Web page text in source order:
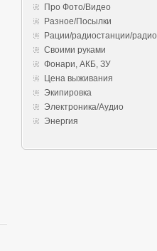
Про Фото/Видео
Разное/Посылки
Рации/радиостанции/радио
Своими руками
Фонари, АКБ, ЗУ
Цена выживания
Экипировка
Электроника/Аудио
Энергия